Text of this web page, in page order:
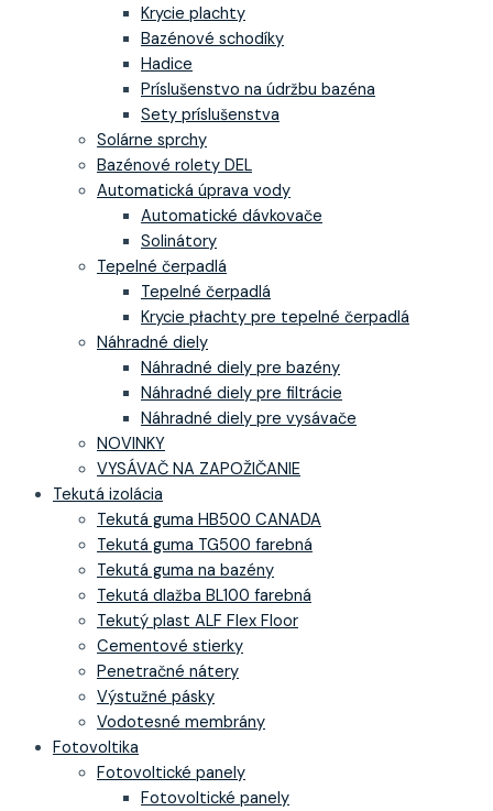
Krycie plachty
Bazénové schodíky
Hadice
Príslušenstvo na údržbu bazéna
Sety príslušenstva
Solárne sprchy
Bazénové rolety DEL
Automatická úprava vody
Automatické dávkovače
Solinátory
Tepelné čerpadlá
Tepelné čerpadlá
Krycie płachty pre tepelné čerpadlá
Náhradné diely
Náhradné diely pre bazény
Náhradné diely pre filtrácie
Náhradné diely pre vysávače
NOVINKY
VYSÁVAČ NA ZAPOŽIČANIE
Tekutá izolácia
Tekutá guma HB500 CANADA
Tekutá guma TG500 farebná
Tekutá guma na bazény
Tekutá dlažba BL100 farebná
Tekutý plast ALF Flex Floor
Cementové stierky
Penetračné nátery
Výstužné pásky
Vodotesné membrány
Fotovoltika
Fotovoltické panely
Fotovoltické panely